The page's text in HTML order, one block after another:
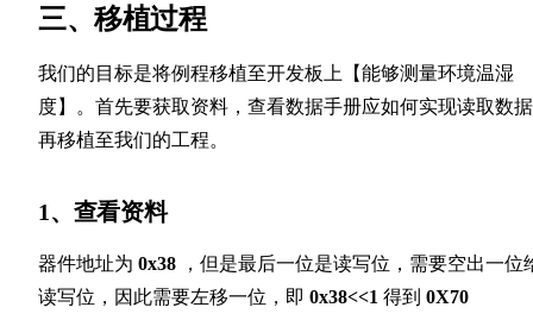
三、移植过程
我们的目标是将例程移植至开发板上【能够测量环境温湿
度】。首先要获取资料，查看数据手册应如何实现读取数
再移植至我们的工程。
1、查看资料
器件地址为 0x38 ，但是最后一位是读写位，需要空出一位
读写位，因此需要左移一位，即 0x38<<1 得到 0X70